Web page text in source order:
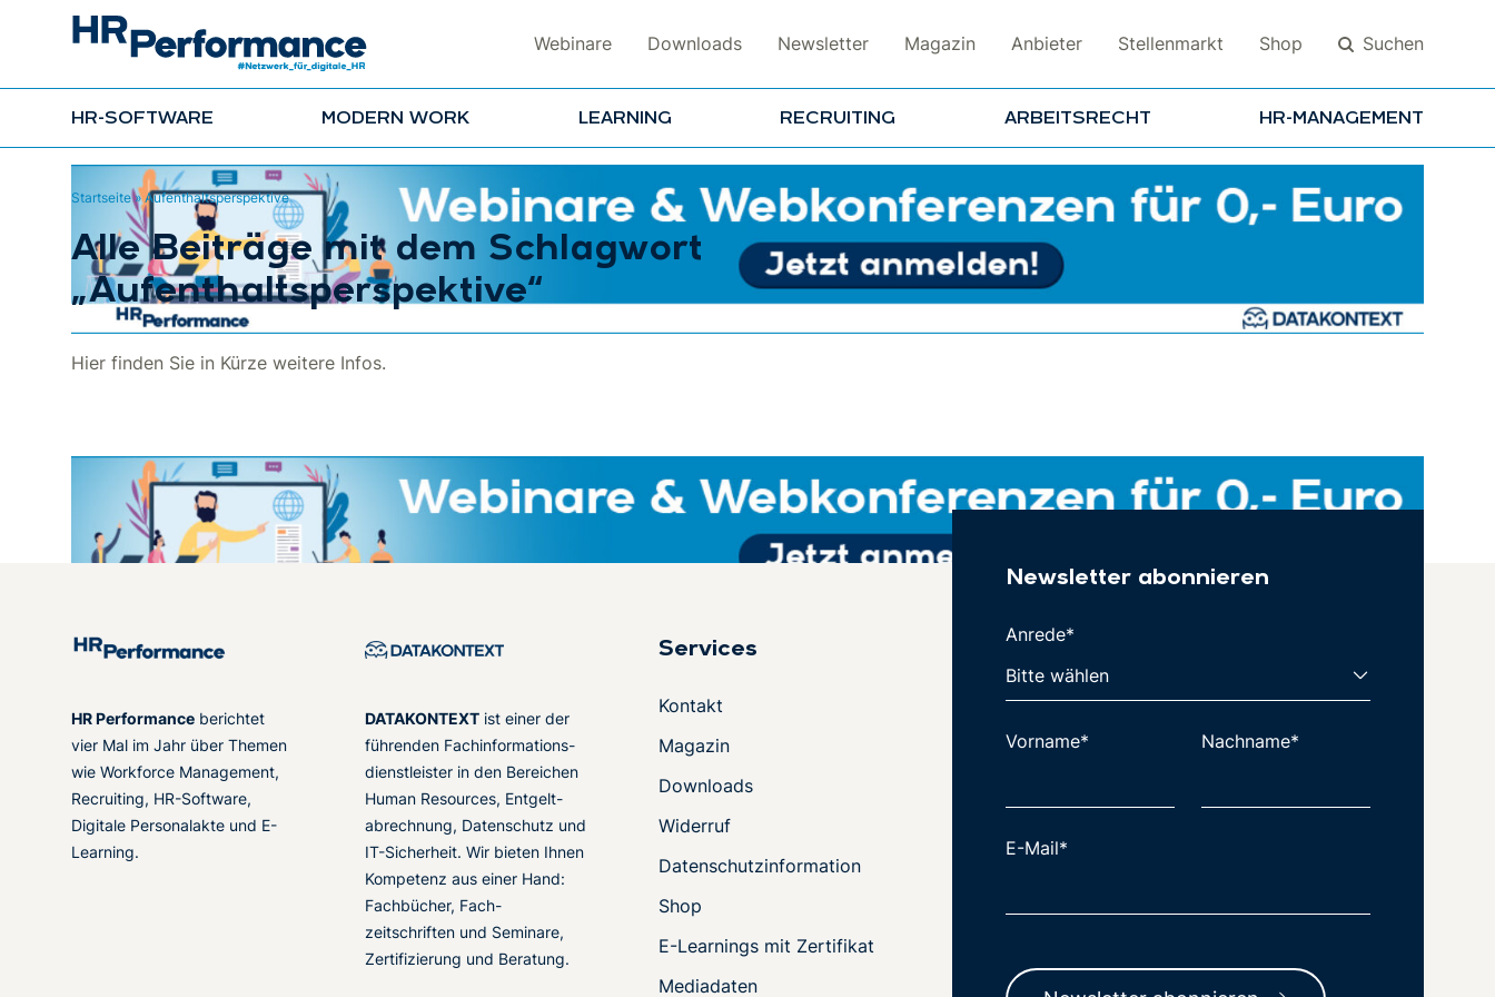
Webinare Downloads Newsletter Magazin Anbieter Stellenmarkt Shop Suchen
HR-SOFTWARE MODERN WORK LEARNING RECRUITING ARBEITSRECHT HR-MANAGEMENT
Suchen
Startseite»Aufenthaltsperspektive
Alle Beiträge mit dem Schlagwort
„Aufenthaltsperspektive“
Hier finden Sie in Kürze weitere Infos.
HR Performance berichtet
vier Mal im Jahr über Themen
wie Workforce Management,
Recruiting, HR-Software,
Digitale Personalakte und E-
Learning.
DATAKONTEXT ist einer der
führenden Fachinformations-
dienstleister in den Bereichen
Human Resources, Entgelt-
abrechnung, Datenschutz und
IT-Sicherheit. Wir bieten Ihnen
Kompetenz aus einer Hand:
Fachbücher, Fach-
zeitschriften und Seminare,
Zertifizierung und Beratung.
Services
Kontakt
Magazin
Downloads
Widerruf
Datenschutzinformation
Shop
E-Learnings mit Zertifikat
Mediadaten
Newsletter abonnieren
Anrede*
Vorname* Nachname*
E-Mail*